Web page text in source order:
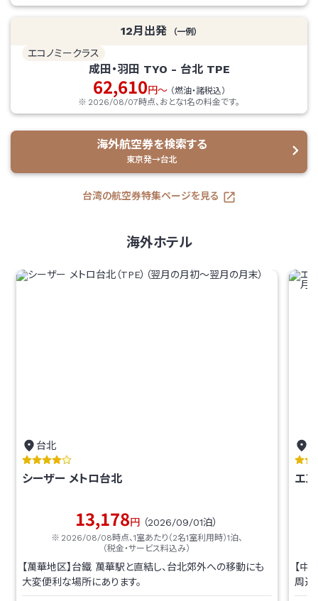
成田・羽田 TYO - 台北 TPE
エコノミークラス
62,610円～ （燃油・諸税込）
12月出発 （一例）
2026/08/07時点、おとな1名の料金です。
海外航空券を検索する
東京発→台北
台湾の航空券特集ページを見る
海外ホテル
シーザー メトロ台北
台北
13,178円 （2026/09/01泊）
2026/08/08時点、1室あたり（2名1室利用時）1泊、
（税金・サービス料込み）
【萬華地区】台鐵 萬華駅と直結し、台北郊外への移動にも
大変便利な場所にあります。
エ
【中
周辺